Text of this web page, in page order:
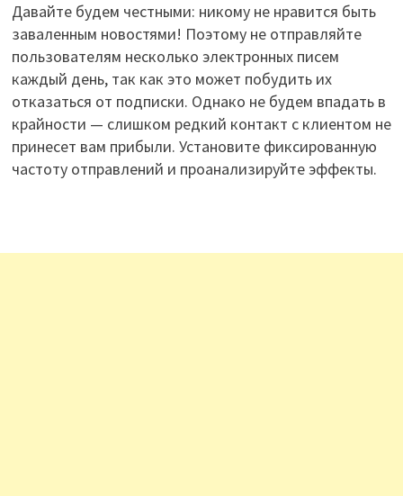
Давайте будем честными: никому не нравится быть
заваленным новостями! Поэтому не отправляйте
пользователям несколько электронных писем
каждый день, так как это может побудить их
отказаться от подписки. Однако не будем впадать в
крайности — слишком редкий контакт с клиентом не
принесет вам прибыли. Установите фиксированную
частоту отправлений и проанализируйте эффекты.